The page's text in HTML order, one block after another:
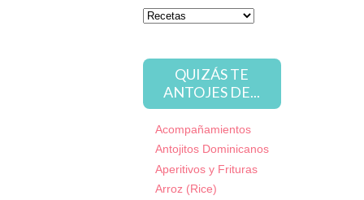
QUIZÁS TE
ANTOJES DE...
Acompañamientos
Antojitos Dominicanos
Aperitivos y Frituras
Arroz (Rice)